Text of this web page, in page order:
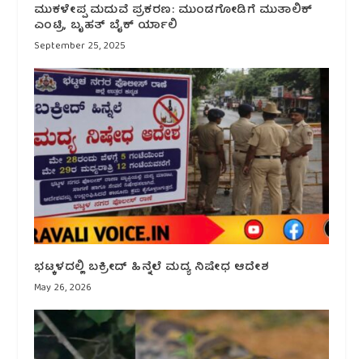
ಮುಕಳೇಪ್ಪ ಮದುವೆ ಪ್ರಕರಣ: ಮುಂಡಗೋಡಿಗೆ ಮುತಾಲಿಕ್
ಎಂಟ್ರಿ, ಬೃಹತ್ ಬೈಕ್ ರ್ಯಾಲಿ
September 25, 2025
ಭಟ್ಕಳದಲ್ಲಿ ಬಕ್ರೀದ್ ಹಿನ್ನೆಲೆ ಮದ್ಯ ನಿಷೇಧ ಆದೇಶ
May 26, 2026